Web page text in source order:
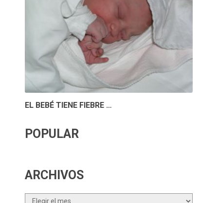
EL BEBÉ TIENE FIEBRE …
POPULAR
ARCHIVOS
Archivos